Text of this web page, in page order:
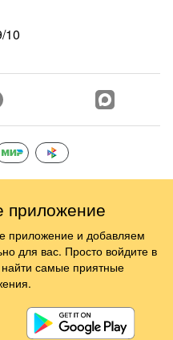
10
приложение
приложение и добавляем
для вас. Просто войдите в
найти самые приятные